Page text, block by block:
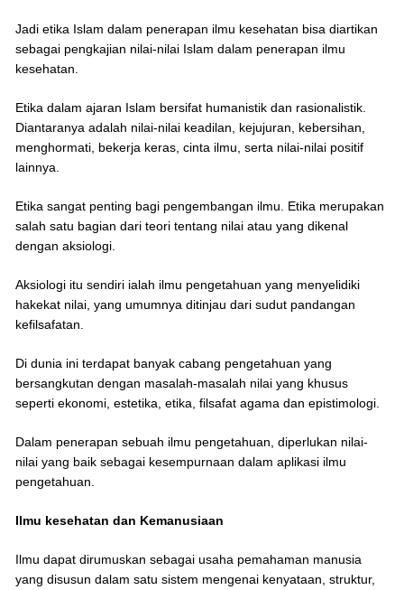
Jadi etika Islam dalam penerapan ilmu kesehatan bisa diartikan
sebagai pengkajian nilai-nilai Islam dalam penerapan ilmu
kesehatan.
Etika dalam ajaran Islam bersifat humanistik dan rasionalistik.
Diantaranya adalah nilai-nilai keadilan, kejujuran, kebersihan,
menghormati, bekerja keras, cinta ilmu, serta nilai-nilai positif
lainnya.
Etika sangat penting bagi pengembangan ilmu. Etika merupakan
salah satu bagian dari teori tentang nilai atau yang dikenal
dengan aksiologi.
Aksiologi itu sendiri ialah ilmu pengetahuan yang menyelidiki
hakekat nilai, yang umumnya ditinjau dari sudut pandangan
kefilsafatan.
Di dunia ini terdapat banyak cabang pengetahuan yang
bersangkutan dengan masalah-masalah nilai yang khusus
seperti ekonomi, estetika, etika, filsafat agama dan epistimologi.
Dalam penerapan sebuah ilmu pengetahuan, diperlukan nilai-
nilai yang baik sebagai kesempurnaan dalam aplikasi ilmu
pengetahuan.
Ilmu kesehatan dan Kemanusiaan
Ilmu dapat dirumuskan sebagai usaha pemahaman manusia
yang disusun dalam satu sistem mengenai kenyataan, struktur,